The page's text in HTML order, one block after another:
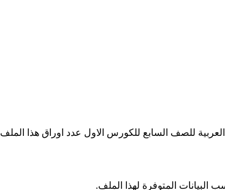
اوراق هذا الملف 21ورقةمع العلم ان صور الملف ادناه لاتحتوي الا على جزء من محتوى الملف الذي ستجده كاملا" عند تحميله
البيانات المتوفرة لهذا الملف.